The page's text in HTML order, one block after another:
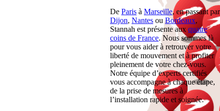
De Paris à Marseille, en passant par
Dijon, Nantes ouBordeaux,
Stannah est présente aux quatre
coins de France. Nous sommes là
pour vous aider à retrouver votre
liberté de mouvement et à profiter
pleinement de votre chez-vous.
Notre équipe d’experts certifiés
vous accompagne à chaque étape,
de la prise de mesures à
l’installation rapide et soignée.